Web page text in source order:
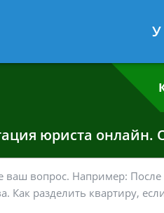
- Адвокат по
юриста онлайн.
У